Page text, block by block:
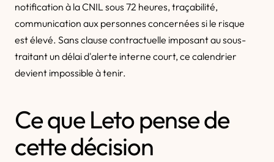
notification à la CNIL sous 72 heures, traçabilité,
communication aux personnes concernées si le risque
est élevé. Sans clause contractuelle imposant au sous-
traitant un délai d'alerte interne court, ce calendrier
devient impossible à tenir.
Ce que Leto pense de
cette décision